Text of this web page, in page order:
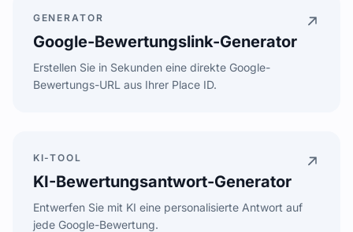
4.71
GENERATOR
Google-Bewertungslink-Generator
Erstellen Sie in Sekunden eine direkte Google-
Bewertungs-URL aus Ihrer Place ID.
Leave a review
KI-TOOL
KI-Bewertungsantwort-Generator
Entwerfen Sie mit KI eine personalisierte Antwort auf
jede Google-Bewertung.